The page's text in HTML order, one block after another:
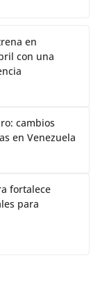
en
con una
cambios
en Venezuela
fortalece
para